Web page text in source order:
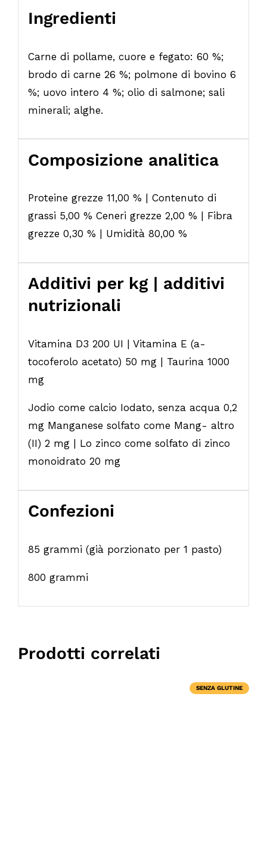
Ingredienti
Carne di pollame, cuore e fegato: 60 %;
brodo di carne 26 %; polmone di bovino 6
%; uovo intero 4 %; olio di salmone; sali
minerali; alghe.
Composizione analitica
Proteine grezze 11,00 % | Contenuto di
grassi 5,00 % Ceneri grezze 2,00 % | Fibra
grezze 0,30 % | Umidità 80,00 %
Additivi per kg | additivi
nutrizionali
Vitamina D3 200 UI | Vitamina E (a-
tocoferolo acetato) 50 mg | Taurina 1000
mg
Jodio come calcio Iodato, senza acqua 0,2
mg Manganese solfato come Mang- altro
(II) 2 mg | Lo zinco come solfato di zinco
monoidrato 20 mg
Confezioni
85 grammi (già porzionato per 1 pasto)
800 grammi
Prodotti correlati
SENZA GLUTINE